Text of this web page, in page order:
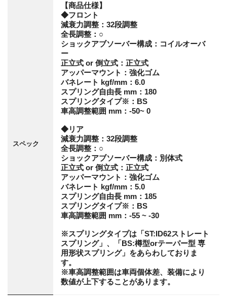
スペック
【商品仕様】
◆フロント
減衰力調整：32段調整
全長調整：○
ショックアブソーバー構成：コイルオーバ
ー
正立式 or 倒立式：正立式
アッパーマウント：強化ゴム
バネレート kgf/mm：6.0
スプリング自由長 mm：180
スプリングタイプ※：BS
車高調整範囲 mm：-50~ 0
◆リア
減衰力調整：32段調整
全長調整：○
ショックアブソーバー構成：別体式
正立式 or 倒立式：正立式
アッパーマウント：強化ゴム
バネレート kgf/mm：5.0
スプリング自由長 mm：185
スプリングタイプ※：BS
車高調整範囲 mm：-55 ~ -30
※スプリングタイプは「ST:ID62ストレート
スプリング」、「BS:樽型orテーパー型 専
用形状スプリング」をあらわしておりま
す。
※車高調整範囲は車両個体差、装備により
数値が上下することがあります。